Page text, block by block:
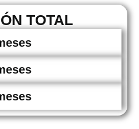
TOTAL